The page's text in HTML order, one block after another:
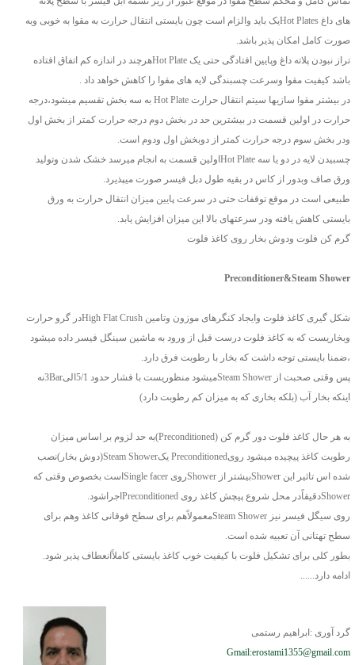
های داغ Hot Platesیک باید والزام است چون بایستی انتقال حرارت به مقوا به خوبی وبه
صورت کامل امکان پذیر باشد.
تراز نبودن پلاته داغ وپایین افتادگی حتی یک Hot Plateهرچند در اندازه کم اتفاق افتاده
باشد کیفیت مقوا وسرعت چسبندگی لایه های مقوا را کاهش خواهد داد .
در بیشتر مقوا سازیها سیتم انتقال حرارت Hot Plate به سه بخش تقسیم میشود،درجه
حرارت در اولین قسمت در بیشترین حد در بخش دوم درجه حرارت کمتر از بخش اول
ودر بخش سوم درجه حرارت کمتر از دوبخش اول ودوم است.
چسبیدن لایه در دو یا سه Hot Plateاولین قسمت به انجام میرسد خشک شدن وتولید
ورق صاف وبدور از کاس در بقیه طول دبل فیسر صورت میپذیرد.
طبیعی است در موقع توقفات حتی در سرعت پایین میزان انتقال حرارت به ورق
بایستی کاهش یافته ودر سرعتهای بالا این میزان افزایش یابد.
گرم کن فلوت ودوش بخار روی کاغذ فلوت
Preconditioner&Steam Shower
شکل گیری کاغذ فلوت وایجاد کنگرهای موزون وتامین High Flat Crushدر گرو حرارت
وبخاریست که به کاغذ فلوت درست قبل از ورود به ماشین سینگل فیسر داده میشود
،ضمنا بایستی توجه داشت که بخار با رطوبت فرق دارد.
پس وقتی صحبت از Steam Showerمیشود منظوریست با فشار حدود 5/1الی3Barنه
اینکه بخار آب (بلکه بخاری که به میزان کم رطوبت دارد)
به هر حال کاغذ فلوت دور گرم کن (Preconditioned)به حد لزوم بر اساس میزان
رطوبت کاغذ پیچیده میشود رویPreconditioned یکSteam Shower(دوش بخار)نصب
شده اس تاثیر این Showerبیشتر از Showerروی Single facerاست بخصوص وقتی که
Showerدقیقاًدر محل شروع پیچش کاغذ روی Preconditionedاجراشود.
روی سیگل فیسر نیز Steam Showerمعمولاًهم برای سطح فوقانی کاغذ وهم برای
سطح تهتانی آن تعبیه شده است.
بطور کلی برای تشکیل فلوت با کیفیت خوب کاغذ بایستی کاملاًانعطاف پذیر شود.
ادامه دارد......
گرد آوری :ابراهیم رستمی
Gmail:erostami1355@gmail.com